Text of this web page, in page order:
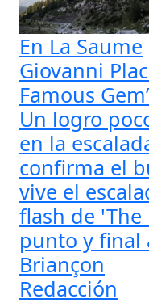
En La Saume
Giovanni
Famous
Un logro
en la
confirma el
vive el
flash de 'The
punto y final
Briançon
Redacción